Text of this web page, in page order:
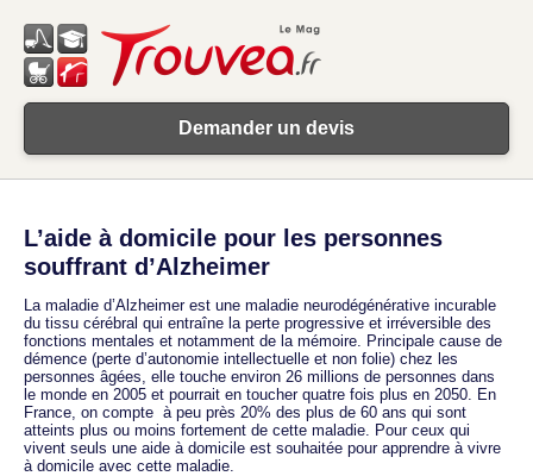
Demander un devis
L’aide à domicile pour les personnes
souffrant d’Alzheimer
La maladie d’Alzheimer est une maladie neurodégénérative incurable
du tissu cérébral qui entraîne la perte progressive et irréversible des
fonctions mentales et notamment de la mémoire. Principale cause de
démence (perte d’autonomie intellectuelle et non folie) chez les
personnes âgées, elle touche environ 26 millions de personnes dans
le monde en 2005 et pourrait en toucher quatre fois plus en 2050. En
France, on compte à peu près 20% des plus de 60 ans qui sont
atteints plus ou moins fortement de cette maladie. Pour ceux qui
vivent seuls une aide à domicile est souhaitée pour apprendre à vivre
à domicile avec cette maladie.